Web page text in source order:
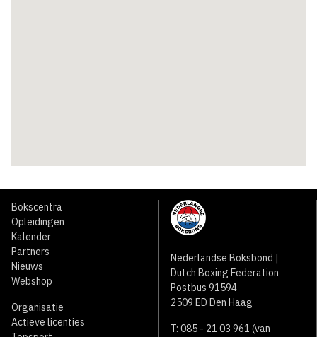
Bokscentra
Opleidingen
Kalender
Partners
Nieuws
Webshop
Organisatie
Actieve licenties
Nederlandse Boksbond |
Dutch Boxing Federation
Postbus 91594
2509 ED Den Haag
T: 085 - 21 03 961 (van